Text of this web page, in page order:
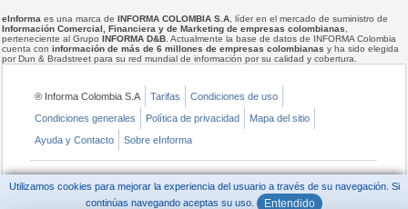
eInforma es una marca deINFORMA COLOMBIA S.A , líder en el mercado de suministro de
Información Comercial, Financiera y de Marketing de empresas colombianas
perteneciente al GrupoINFORMA D&B . Actualmente la base de datos de INFORMA Colombia
cuenta coninformación de más de 6 millones de empresas colombianas y ha sido elegida
por Dun & Bradstreet para su red mundial de información por su calidad y cobertura.
® Informa Colombia S.A Tarifas
Condiciones de uso
Condiciones generales
Política de privacidad
Mapa del sitio
Ayuda y Contacto
Sobre eInforma
Utilizamos cookies para mejorar la experiencia del usuario a través de su navegación. Si
continúas navegando aceptas su uso.
Entendido